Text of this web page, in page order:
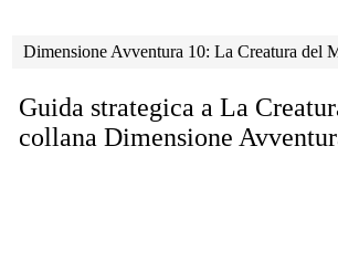
Dimensione Avventura 10: La Creatura del
Guida strategica a La
collana Dimensione